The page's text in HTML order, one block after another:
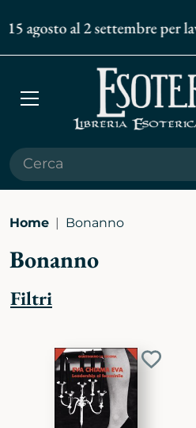
agosto al 2 settembre per
Apri
Home Bonanno
Bonanno
Filtri